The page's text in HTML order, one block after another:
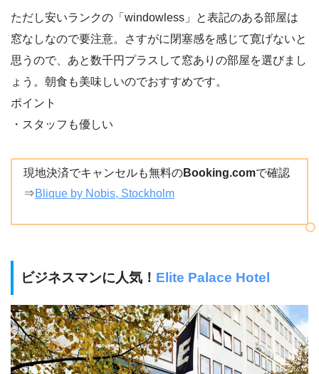
ただし安いランクの「windowless」と表記のある部屋は
窓なしなので要注意。さすがに閉塞感を感じて寛げないと
思うので、あと数千円プラスして窓ありの部屋を選びまし
ょう。朝食も美味しいのでおすすめです。
ポイント
・スタッフも優しい
現地決済でキャンセルも無料のBooking.comで確認
⇒Blique by Nobis, Stockholm
ビジネスマンに人気！ Elite Palace Hotel